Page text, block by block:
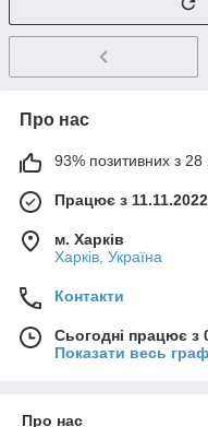
Про нас
93% позитивних з 28
Працює з 11.11.2022
м. Харків
Харків, Україна
Контакти
Сьогодні працює з
Показати весь
Про нас